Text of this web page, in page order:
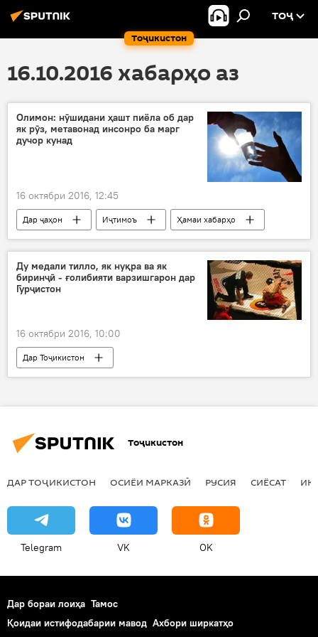
Тоҷикистон
ТОҶ
16.10.2016 хабарҳо аз
Олимон: нӯшидани ҳашт пиёла об дар
як рӯз, метавонад инсонро ба марг
дучор кунад
16 октябри 2016, 12:45
Дар ҷаҳон Иҷтимоъ
Ҳамаи хабарҳо
Илм ва фанноварӣ
Майкл Фаррел
Донишгоҳи Монаша
нӯшидани об
Ду медали тилло, як нуқра ва як
биринҷӣ - ғолибияти варзишгарон дар
Гурҷистон
16 октябри 2016, 10:00
Дар Тоҷикистон
Навигариҳои варзиши Тоҷикистон
Тоҷикистон
ДАР ТОҶИКИСТОН ОСИЁИ МАРКАЗӢ РУСИЯ СИЁСАТ
Telegram VK OK
Дар бораи лоиҳа Тамос
Қоидаи истифодабарии мавод Ахбори ширкатҳо